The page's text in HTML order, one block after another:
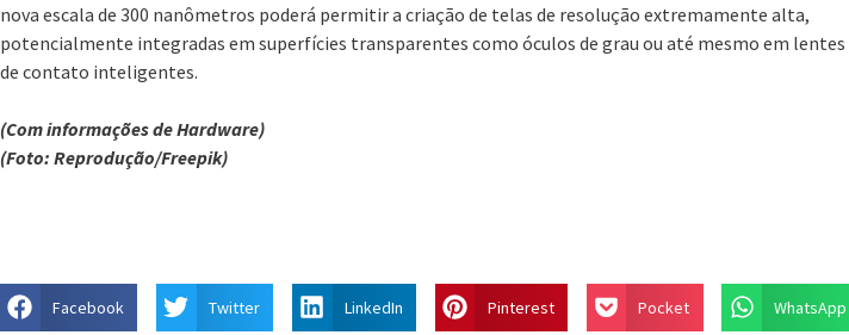
nova escala de 300 nanômetros poderá permitir a criação de telas de resolução extremamente alta,
potencialmente integradas em superfícies transparentes como óculos de grau ou até mesmo em lentes
de contato inteligentes.
(Com informações de Hardware)
(Foto: Reprodução/Freepik)
Facebook Twitter LinkedIn Pinterest Pocket WhatsApp